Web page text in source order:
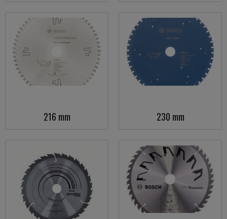
216 mm 230 mm